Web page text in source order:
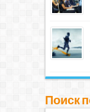
Поиск